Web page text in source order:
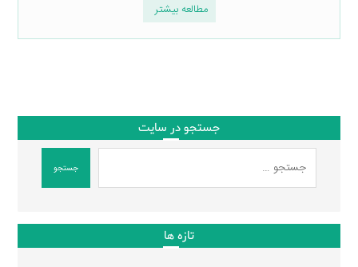
مطالعه بیشتر
جستجو در سایت
جستجو
تازه ها